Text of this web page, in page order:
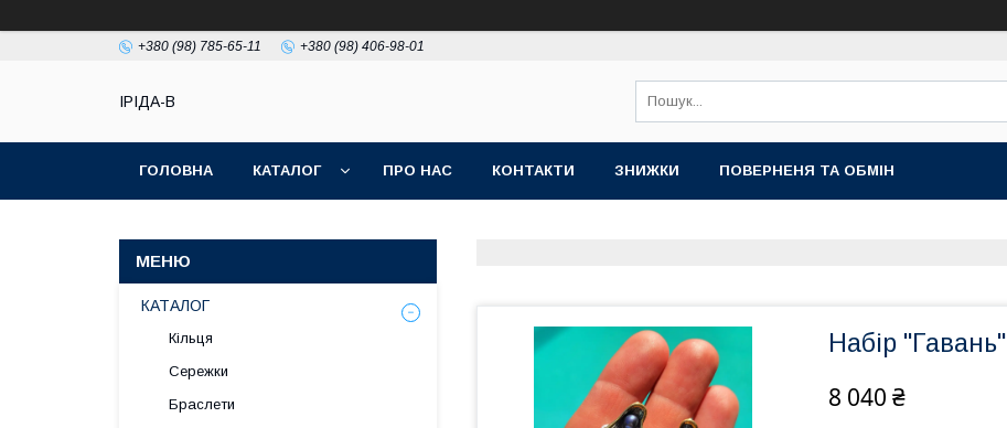
+380 (98) 785-65-11 +380 (98) 406-98-01
ІРІДА-В
ГОЛОВНА КАТАЛОГ ПРО НАС КОНТАКТИ ЗНИЖКИ ПОВЕРНЕНЯ ТА ОБМІН
Набір "Гавань"
8 040 ₴
КАТАЛОГ
Кільця
Сережки
Браслети